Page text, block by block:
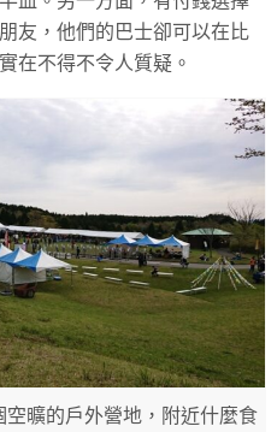
友，他們的巴士卻可以在比
在不得不令人質疑。
曠的戶外營地，附近什麼食